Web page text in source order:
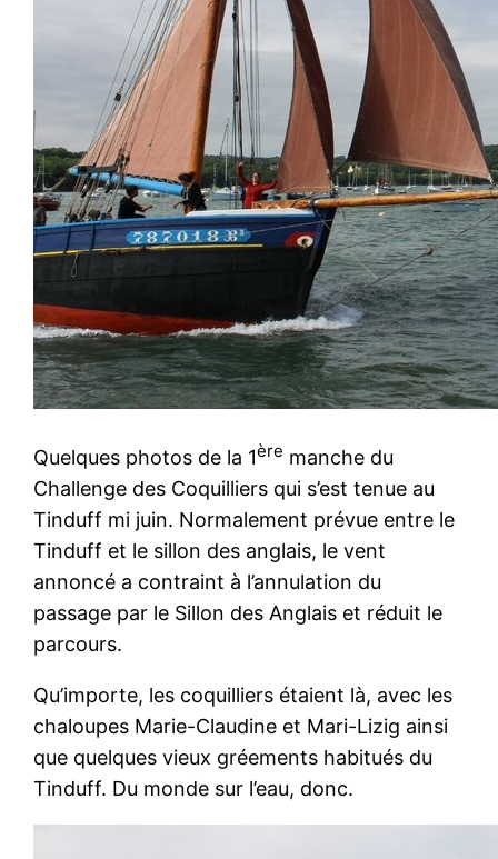
Quelques photos de la 1ère manche du
Challenge des Coquilliers qui s’est tenue au
Tinduff mi juin. Normalement prévue entre le
Tinduff et le sillon des anglais, le vent
annoncé a contraint à l’annulation du
passage par le Sillon des Anglais et réduit le
parcours.
Qu’importe, les coquilliers étaient là, avec les
chaloupes Marie-Claudine et Mari-Lizig ainsi
que quelques vieux gréements habitués du
Tinduff. Du monde sur l’eau, donc.